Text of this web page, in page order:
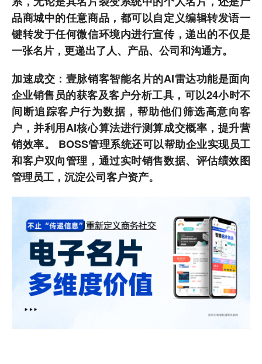
品商城中的任意商品，都可以自定义编辑转发语一
键转发于任何微信环境内进行宣传，递出的不仅是
一张名片，更递出了人、产品、公司和沟通方。
加速成交：壹脉销客智能名片的AI雷达功能是面向
企业销售员的获客及客户分析工具，可以24小时不
间断追踪客户行为数据，帮助他们筛选高意向客
户，并利用AI核心算法进行测算成交概率，提升营
销效率。 BOSS管理系统还可以帮助企业实现员工
和客户双向管理，通过实时销售数据、评估绩效图
管理员工，沉淀公司客户资产。